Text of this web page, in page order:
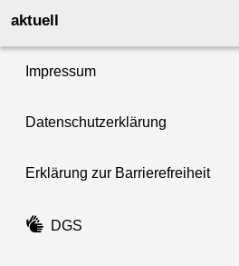
aktuell
Impressum
Datenschutzerklärung
Erklärung zur Barrierefreiheit
DGS